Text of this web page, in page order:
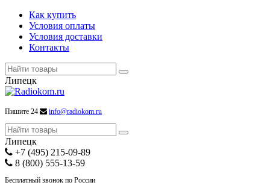
Как купить
Условия оплаты
Условия доставки
Контакты
Липецк
Пишите 24 info@radiokom.ru
Липецк
+7 (495) 215-09-89
8 (800) 555-13-59
Бесплатный звонок по России